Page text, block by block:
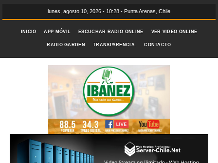
lunes, agosto 10, 2026 - 10:28 - Punta Arenas, Chile
INICIO APP MÓVIL ESCUCHAR RADIO ONLINE VER VIDEO ONLINE
RADIO GARDEN TRANSPARENCIA. CONTACTO